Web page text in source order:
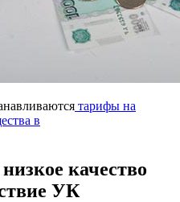
тарифы на
в
качество
УК